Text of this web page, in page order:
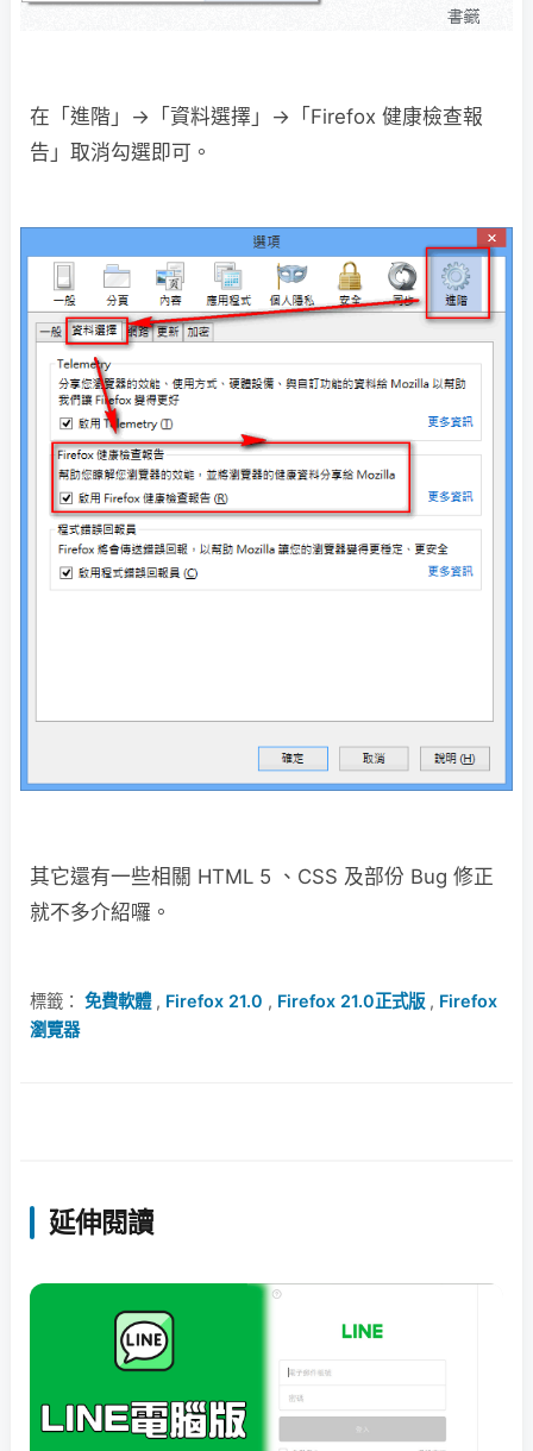
在「進階」→「資料選擇」→「Firefox 健康檢查報
告」取消勾選即可。
其它還有一些相關 HTML 5 、CSS 及部份 Bug 修正
就不多介紹囉。
標籤： 免費軟體, Firefox 21.0 , Firefox 21.0正式版 , Firefox
瀏覽器
延伸閱讀